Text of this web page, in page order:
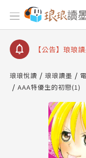
【公告】因
停部分閱讀服務
【公告】琅琅
【公告】琅琅
請圖文教學
【公告】琅琅
查詢
【公告】因
停部分閱讀服務
琅琅悅讀 琅琅讀墨
AAA特優生的初戀(1)